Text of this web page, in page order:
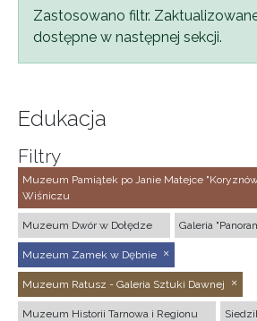
Komunikat
Zastosowano filtr.
dostępne w następnej sekcji.
Edukacja
Filtry
Muzeum Pamiątek po Janie Matejce
Wiśniczu
Muzeum Dwór w Dołędze Galeria
Muzeum Zamek w Dębnie
Muzeum Ratusz - Galeria Sztuki Dawnej
Muzeum Historii Tarnowa i Regionu